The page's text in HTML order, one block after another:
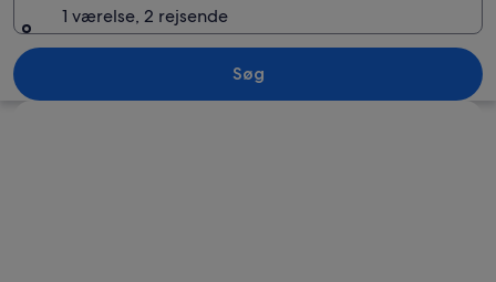
En kirke med et kirketårn, omgivet
1 værelse, 2 rejsende
Søg